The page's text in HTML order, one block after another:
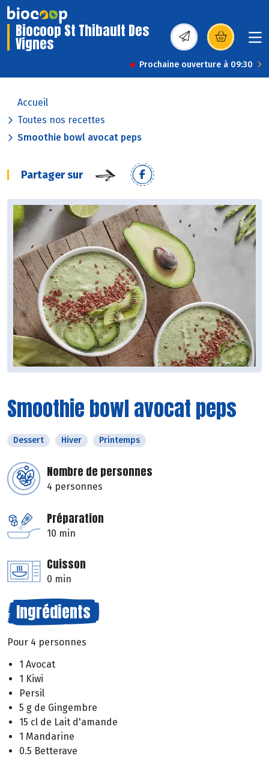
Biocoop St Thibault Des
Vignes (s’ouvre dans une
Prochaine ouverture à 09:30
Accueil
Toutes nos recettes
Smoothie bowl avocat peps
Partager sur
Smoothie bowl avocat peps
Dessert Hiver Printemps
Nombre de personnes
4 personnes
Préparation
10 min
Cuisson
0 min
Ingrédients
Pour 4 personnes
1 Avocat
1 Kiwi
Persil
5 g de Gingembre
15 cl de Lait d'amande
1 Mandarine
0.5 Betterave